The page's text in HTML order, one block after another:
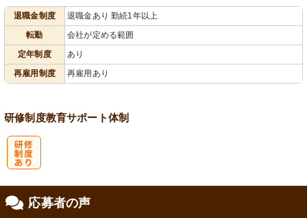
退職金制度
退職金あり 勤続1年以上
転勤
会社が定める範囲
定年制度
あり
再雇用制度
再雇用あり
研修制度教育サポート体制
応募者の声